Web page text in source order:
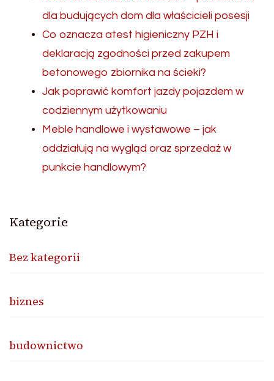
dla budujących dom dla właścicieli posesji
Co oznacza atest higieniczny PZH i
deklaracją zgodności przed zakupem
betonowego zbiornika na ścieki?
Jak poprawić komfort jazdy pojazdem w
codziennym użytkowaniu
Meble handlowe i wystawowe – jak
oddziałują na wygląd oraz sprzedaż w
punkcie handlowym?
Kategorie
Bez kategorii
biznes
budownictwo